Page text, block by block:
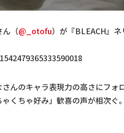
ん（@_otofu）が『BLEACH』
んのキャラ表現力の高さにフォ
くちゃ好み」歓喜の声が相次ぐ